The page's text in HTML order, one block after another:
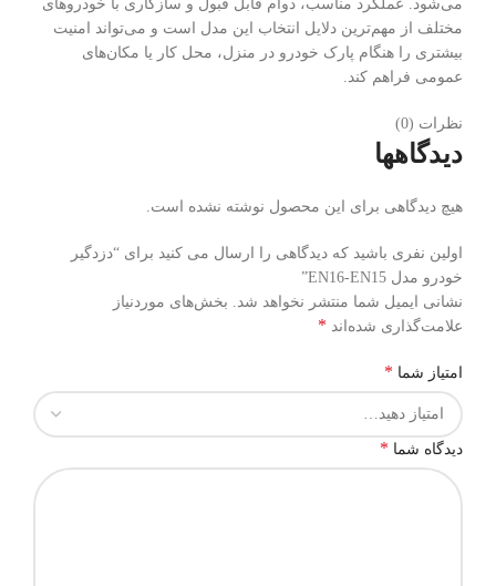
می‌شود. عملکرد مناسب، دوام قابل قبول و سازگاری با خودروهای
مختلف از مهم‌ترین دلایل انتخاب این مدل است و می‌تواند امنیت
بیشتری را هنگام پارک خودرو در منزل، محل کار یا مکان‌های
عمومی فراهم کند.
نظرات (0)
دیدگاهها
هیچ دیدگاهی برای این محصول نوشته نشده است.
اولین نفری باشید که دیدگاهی را ارسال می کنید برای “دزدگیر
خودرو مدل EN16-EN15”
نشانی ایمیل شما منتشر نخواهد شد. بخش‌های موردنیاز
علامت‌گذاری شده‌اند *
امتیاز شما *
دیدگاه شما *